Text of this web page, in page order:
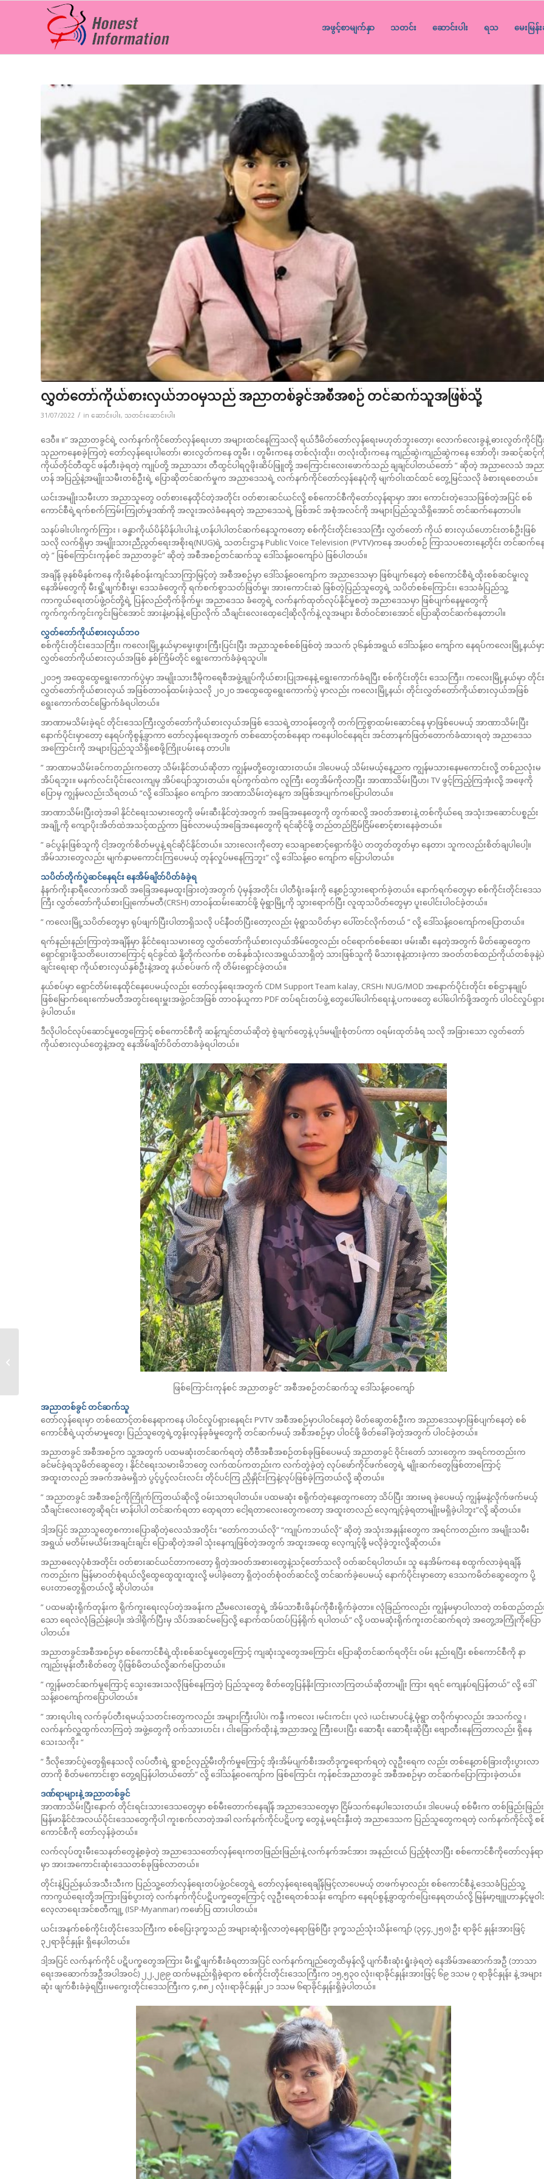
အဖွင့်စာမျက်နှာ သတင်း ဆောင်းပါး ရသ မေးမြန်
လွှတ်တော်ကိုယ်စားလှယ်ဘဝမှသည် အညာတစ်ခွင်အစီအစဉ် တင်ဆက်သူအဖြစ်သို့
31/07/2022 / in ဆောင်းပါး, သတင်းဆောင်းပါး
ဒေဝီ။ ။” အညာတခွင်ရဲ့ လက်နက်ကိုင်တော်လှန်ရေးဟာ အများထင်နေကြသလို ရယ်ဒီမိတ်တော်လှန်ရေးမဟုတ်ဘူးတော့၊ လောက်လေးခွနဲ့ ဓားလွတ်ကိုင်ပြီ
သုညကနေစခဲ့ကြတဲ့ တော်လှန်ရေးပါတော်၊ ဓားလွတ်ကနေ တူမီး ၊ တူမီးကနေ တစ်လုံးထိုး၊ တလုံးထိုးကနေ ကျည်ဆွဲ၊ကျည်ဆွဲကနေ အော်တို၊ အဆင့်ဆင့်
ကိုယ်တိုင်တီထွင် ဖန်တီးခဲ့ရတဲ့ ကျုပ်တို့ အညာသား တီထွင်ပါရဂူဖိုးဆိပ်ဖြူတို့ အကြောင်းလေးဖောက်သည် ချချင်ပါတယ်တော် ” ဆိုတဲ့ အညာလေသံ အည
ဟန် အပြည့်နဲ့အမျိုးသမီးတစ်ဦးရဲ့ ပြောဆိုတင်ဆက်မှုက အညာဒေသရဲ့ လက်နက်ကိုင်တော်လှန်နေပုံကို မျက်ဝါးထင်ထင် တွေ့မြင်သလို ခံစားရစေတယ်။
ယင်းအမျိုးသမီးဟာ အညာသူတွေ ဝတ်စားနေထိုင်တဲ့အတိုင်း ဝတ်စားဆင်ယင်လို့ စစ်ကောင်စီကိုတော်လှန်ရာမှာ အား ကောင်းတဲ့ဒေသဖြစ်တဲ့အပြင် စစ်
ကောင်စီရဲ့ရက်စက်ကြမ်းကြုတ်မှုဒဏ်ကို အလူးအလဲခံနေရတဲ့ အညာဒေသရဲ့ ဖြစ်အင် အစုံအလင်ကို အများပြည်သူသိရှိအောင် တင်ဆက်နေတာပါ။
သနပ်ခါးပါးကွက်ကြား ၊ ခန္ဓာကိုယ်ပိန်ပိန်ပါးပါးနဲ့ ဟန်ပါပါတင်ဆက်နေသူကတော့ စစ်ကိုင်းတိုင်းဒေသကြီး လွှတ်တော် ကိုယ် စားလှယ်ဟောင်းတစ်ဦးဖြစ်
သလို လက်ရှိမှာ အမျိုးသားညီညွတ်ရေးအစိုးရ(NUG)ရဲ့ သတင်းဌာန Public Voice Television (PVTV)ကနေ အပတ်စဉ် ကြာသပတေးနေ့တိုင်း တင်ဆက်နေ
တဲ့ ” ဖြစ်ကြောင်းကုန်စင် အညာတခွင်” ဆိုတဲ့ အစီအစဉ်တင်ဆက်သူ ဒေါ်သန့်ဝေကျော်ပဲ ဖြစ်ပါတယ်။
အချိန် ခုနစ်မိနစ်ကနေ ကိုးမိနစ်ဝန်းကျင်သာကြာမြင့်တဲ့ အစီအစဉ်မှာ ဒေါ်သန့်ဝေကျော်က အညာဒေသမှာ ဖြစ်ပျက်နေတဲ့ စစ်ကောင်စီရဲ့ထိုးစစ်ဆင်မှု၊လူ
နေအိမ်တွေကို မီးရှို့ဖျက်စီးမှု၊ ဒေသခံတွေကို ရက်စက်စွာသတ်ဖြတ်မှု၊ အားကောင်းဆဲ ဖြစ်တဲ့ပြည်သူတွေရဲ့ သပိတ်စစ်ကြောင်း၊ ဒေသခံပြည်သူ့
ကာကွယ်ရေးတပ်ဖွဲ့ဝင်တို့ရဲ့ ပြန်လည်တိုက်ခိုက်မှု၊ အညာဒေသ ခံတွေရဲ့ လက်နက်ထုတ်လုပ်နိုင်မှုစတဲ့ အညာဒေသမှာ ဖြစ်ပျက်နေမှုတွေကို
ကွက်ကွက်ကွင်းကွင်းမြင်အောင် အားနဲ့မာန်နဲ့ ပြောလိုက် သီချင်းလေးထေ့ငေါ့ဆိုလိုက်နဲ့ လူအများ စိတ်ဝင်စားအောင် ပြောဆိုတင်ဆက်နေတာပါ။
လွှတ်တော်ကိုယ်စားလှယ်ဘ၀
စစ်ကိုင်းတိုင်းဒေသကြီး၊ ကလေးမြို့နယ်မှာမွေးဖွားကြီးပြင်းပြီး အညာသူစစ်စစ်ဖြစ်တဲ့ အသက် ၃၆နှစ်အရွယ် ဒေါ်သန့်ဝေ ကျော်က နေရပ်ကလေးမြို့နယ်မှ
လွှတ်တော်ကိုယ်စားလှယ်အဖြစ် နှစ်ကြိမ်တိုင် ရွေးကောက်ခံခဲ့ရသူပါ။
၂၀၁၅ အထွေထွေရွေးကောက်ပွဲမှာ အမျိုးသားဒီမိုကရေစီအဖွဲ့ချုပ်ကိုယ်စားပြုအနေနဲ့ ရွေးကောက်ခံရပြီး စစ်ကိုင်းတိုင်း ဒေသကြီး၊ ကလေးမြို့နယ်မှာ တိုင်း
လွှတ်တော်ကိုယ်စားလှယ် အဖြစ်တာဝန်ထမ်းခဲ့သလို ၂၀၂၀ အထွေထွေရွေးကောက်ပွဲ မှာလည်း ကလေးမြို့နယ်၊ တိုင်းလွှတ်တော်ကိုယ်စားလှယ်အဖြစ်
ရွေးကောက်တင်မြှောက်ခံရပါတယ်။
အာဏာမသိမ်းခဲ့ရင် တိုင်းဒေသကြီးလွှတ်တော်ကိုယ်စားလှယ်အဖြစ် ဒေသရဲ့တာဝန်တွေကို တက်ကြွစွာထမ်းဆောင်နေ မှာဖြစ်ပေမယ့် အာဏာသိမ်းပြီး
နောက်ပိုင်းမှာတော့ နေရပ်ကိုစွန့်ခွာကာ တော်လှန်ရေးအတွက် တစ်ထောင့်တစ်နေရာ ကနေပါဝင်နေရင်း အင်တာနက်ဖြတ်တောက်ခံထားရတဲ့ အညာဒေသ
အကြောင်းကို အများပြည်သူသိရှိစေဖို့ကြိုးပမ်းနေ တာပါ။
” အာဏာမသိမ်းခင်ကတည်းကတော့ သိမ်းနိုင်တယ်ဆိုတာ ကျွန်မတို့တွေးထားတယ်။ ဒါပေမယ့် သိမ်းမယ့်နေ့ညက ကျွန်မသားနေမကောင်းလို့ တစ်ညလုံးမ
အိပ်ရဘူး။ မနက်လင်းပိုင်းလေးကျမှ အိပ်ပျော်သွားတယ်။ ရပ်ကွက်ထဲက လူကြီး တွေအိမ်ကိုလာပြီး အာဏာသိမ်းပြီဟ၊ TV ဖွင့်ကြည့်ကြအုံးလို့ အဖေ့ကို
ပြောမှ ကျွန်မလည်းသိရတယ် “လို့ ဒေါ်သန့်ဝေ ကျော်က အာဏာသိမ်းတဲ့နေ့က အဖြစ်အပျက်ကပြောပါတယ်။
အာဏာသိမ်းပြီးတဲ့အခါ နိုင်ငံရေးသမားတွေကို ဖမ်းဆီးနိုင်တဲ့အတွက် အခြေအနေတွေကို တွက်ဆလို့ အဝတ်အစားနဲ့ တစ်ကိုယ်ရေ အသုံးအဆောင်ပစ္စည်း
အချို့ကို ကျောပိုးအိတ်ထဲအသင့်ထည့်ကာ ဖြစ်လာမယ့်အခြေအနေတွေကို ရင်ဆိုင်ဖို့ တည်တည်ငြိမ်ငြိမ်စောင့်စားနေခဲ့တယ်။
” ခင်ပွန်းဖြစ်သူကို ငါ့အတွက်စိတ်မပူနဲ့ ရင်ဆိုင်နိုင်တယ်။ သားလေးကိုတော့ သေချာစောင့်ရှောက်ဖို့ပဲ တတွတ်တွတ်မှာ နေတာ၊ သူကလည်းစိတ်ချပါပေါ့။
အိမ်သားတွေလည်း မျက်နှာမကောင်းကြပေမယ့် တုန်လှုပ်မနေကြဘူး” လို့ ဒေါ်သန့်ဝေ ကျော်က ပြောပါတယ်။
သပိတ်တိုက်ပွဲဆင်နေရင်း နေအိမ်ချိတ်ပိတ်ခံခဲ့ရ
နံနက်ကိုးနာရီလောက်အထိ အခြေအနေမထူးခြားတဲ့အတွက် ပုံမှန်အတိုင်း ပါတီရုံးခန်းကို နေ့စဉ်သွားရောက်ခဲ့တယ်။ နောက်ရက်တွေမှာ စစ်ကိုင်းတိုင်းဒေသ
ကြီး လွှတ်တော်ကိုယ်စားပြုကော်မတီ(CRSH) တာဝန်ထမ်းဆောင်ဖို့ မုံရွာမြို့ကို သွားရောက်ပြီး လူထုသပိတ်တွေမှာ ပူးပေါင်းပါဝင်ခဲ့တယ်။
” ကလေးမြို့သပိတ်တွေမှာ ရုပ်ဖျက်ပြီးပါတာရှိသလို ပင်နီဝတ်ပြီးတော့လည်း မုံရွာသပိတ်မှာ ပေါ်တင်လိုက်တယ် ” လို့ ဒေါ်သန့်ဝေကျော်ကပြောတယ်။
ရက်နည်းနည်းကြာတဲ့အချိန်မှာ နိုင်ငံရေးသမားတွေ လွှတ်တော်ကိုယ်စားလှယ်အိမ်တွေလည်း ဝင်ရောက်စစ်ဆေး ဖမ်းဆီး နေတဲ့အတွက် မိတ်ဆွေတွေက
ရှောင်ရှားဖို့‌သတိပေးတာကြောင့် ရင်ခွင်ထဲ နို့တိုက်လက်စ တစ်နှစ်သုံးလအရွယ်သာရှိတဲ့ သားဖြစ်သူကို မိသားစုနဲ့ထားခဲ့ကာ အဝတ်တစ်ထည်ကိုယ်တစ်ခုနဲ့ပဲ
ချင်းရေးရာ ကိုယ်စားလှယ်နှစ်ဦးနဲ့အတူ နယ်စပ်ဖက် ကို တိမ်းရှောင်ခဲ့တယ်။
နယ်စပ်မှာ ရှောင်တိမ်းနေထိုင်နေပေမယ့်လည်း တော်လှန်ရေးအတွက် CDM Support Team kalay, CRSH၊ NUG/MOD အနောက်ပိုင်းတိုင်း စစ်ဌာနချုပ်
ဖြစ်မြောက်ရေးကော်မတီအတွင်းရေးမှူးအဖွဲ့ဝင်အဖြစ် တာဝန်ယူကာ PDF တပ်ရင်းတပ်ဖွဲ့ တွေပေါ်ပေါက်ရေးနဲ့ ပကဖတွေ ပေါ်ပေါက်ဖို့အတွက် ပါဝင်လှုပ်ရှား
ခဲ့ပါတယ်။
ဒီလိုပါဝင်လုပ်ဆောင်မှုတွေကြောင့် စစ်ကောင်စီကို ဆန့်ကျင်တယ်ဆိုတဲ့ စွဲချက်တွေနဲ့ ပုဒ်မမျိုးစုံတပ်ကာ ဝရမ်းထုတ်ခံရ သလို အခြားသော လွတ်တော်
ကိုယ်စားလှယ်တွေနဲ့အတူ နေအိမ်ချိတ်ပိတ်တာခံခဲ့ရပါတယ်။
ဖြစ်ကြောင်းကုန်စင် အညာတခွင်” အစီအစဉ်တင်ဆက်သူ ဒေါ်သန့်ဝေကျော်
အညာတစ်ခွင် တင်ဆက်သူ
တော်လှန်ရေးမှာ တစ်ထောင့်တစ်နေရာကနေ ပါဝင်လှုပ်ရှားနေရင်း PVTV အစီအစဉ်မှာပါဝင်နေတဲ့ မိတ်ဆွေတစ်ဦးက အညာဒေသမှာဖြစ်ပျက်နေတဲ့ စစ်
ကောင်စီရဲ့ယုတ်မာမှုတွေ၊ ပြည်သူတွေရဲ့တွန်းလှန်ခုခံမှုတွေကို တင်ဆက်မယ့် အစီအစဉ်မှာ ပါဝင်ဖို့ ဖိတ်ခေါ်ခဲ့တဲ့အတွက် ပါဝင်ခဲ့တယ်။
အညာတခွင် အစီအစဉ်က သူ့အတွက် ပထမဆုံးတင်ဆက်ရတဲ့ တီဗီအစီအစဉ်တစ်ခုဖြစ်ပေမယ့် အညာတခွင် ဝိုင်းတော် သားတွေက အရင်ကတည်းက
ခင်မင်ခဲ့ရသူမိတ်ဆွေတွေ ၊ နိုင်ငံရေးသမားမိဘတွေ လက်ထပ်ကတည်းက လက်တွဲခဲ့တဲ့ လုပ်ဖော်ကိုင်ဖက်တွေရဲ့ မျိုးဆက်တွေဖြစ်တာကြောင့်
အထူးတလည် အခက်အခဲမရှိဘဲ ပွင့်ပွင့်လင်းလင်း တိုင်ပင်ကြ ညှိနှိုင်းကြနဲ့လုပ်ဖြစ်ခဲ့ကြတယ်လို့ ဆိုတယ်။
” အညာတခွင် အစီအစဉ်ကိုကြိုက်ကြတယ်ဆိုလို့ ဝမ်းသာရပါတယ်။ ပထမဆုံး စရိုက်တဲ့နေ့တွေကတော့ သိပ်ပြီး အားမရ ခဲ့ပေမယ့် ကျွန်မနဲ့လိုက်ဖက်မယ့်
သီချင်းလေးတွေဆိုရင်း မာန်ပါပါ တင်ဆက်ရတာ ထေ့ရတာ ငေါ့ရတာလေးတွေကတော့ အထူးတလည် လေ့ကျင့်ခဲ့ရတာမျိုးမရှိခဲ့ပါဘူး”လို့ ဆိုတယ်။
ဒါ့အပြင် အညာသူတွေစကားပြောဆိုတဲ့လေသံအတိုင်း “တော်ကဘယ်လို” “ကျုပ်ကဘယ်လို” ဆိုတဲ့ အသုံးအနှုန်းတွေက အရင်ကတည်းက အမျိုးသမီး
အရွယ် မတိမ်းမယိမ်းအချင်းချင်း ပြောဆိုတဲ့အခါ သုံးနေကျဖြစ်တဲ့အတွက် အထူးအထွေ လေ့ကျင့်ဖို့ မလိုခဲ့ဘူးလို့ဆိုတယ်။
အညာဓလေ့ပုံစံအတိုင်း ဝတ်စားဆင်ယင်တာက‌တော့ ရှိတဲ့အဝတ်အစားတွေနဲ့သင့်တော်သလို ဝတ်ဆင်ရပါတယ်။ သူ နေအိမ်ကနေ စထွက်လာခဲ့ရချိန်
ကတည်းက မြန်မာဝတ်စုံရယ်လို့ထွေထွေထူးထူးလို့ မပါခဲ့တော့ ရှိတဲ့ဝတ်စုံဝတ်ဆင်လို့ တင်ဆက်ခဲ့ပေမယ့် နောက်ပိုင်းမှာတော့ ဒေသကမိတ်ဆွေတွေက ပို့
ပေးတာတွေရှိတယ်လို့ ဆိုပါတယ်။
” ပထမဆုံးရိုက်တုန်းက ရိုက်ကူးရေးလုပ်တဲ့အခန်းက ညီမလေးတွေရဲ့ အိမ်သာစီးဖိနပ်ကိုစီးရိုက်ခဲ့တာ။ လုံခြည်ကလည်း ကျွန်မမှာပါလာတဲ့ တစ်ထည်တည်
သော ရေလဲလုံခြည်နဲ့ပေါ့။ အဲဒါရိုက်ပြီးမှ သိပ်အဆင်မပြေလို့ နောက်ထပ်ထပ်ပြန်ရိုက် ရပါတယ်” လို့ ပထမဆုံးရိုက်ကူးတင်ဆက်ရတဲ့ အတွေ့အကြုံကိုပြော
ပါတယ်။
အညာတခွင်အစီအစဉ်မှာ စစ်ကောင်စီရဲ့ထိုးစစ်ဆင်မှုတွေကြောင့် ကျဆုံးသူတွေအကြောင်း ပြောဆိုတင်ဆက်ရတိုင်း ဝမ်း နည်းရပြီး စစ်ကောင်စီကို နာ
ကျည်းမုန်းတီးစိတ်တွေ ပိုဖြစ်မိတယ်လို့ဆက်ပြောတယ်။
” ကျွန်မတင်ဆက်မှုကြောင့် သွေးအေးသလိုဖြစ်နေကြတဲ့ ပြည်သူတွေ စိတ်တွေပြန်နိုးကြားလာကြတယ်ဆိုတာမျိုး ကြား ရရင် ကျေနပ်ရပြန်တယ်” လို့ ဒေါ်
သန့်ဝေကျော်ကပြောပါတယ်။
” အားရပါးရ လက်ခုပ်တီးရမယ့်သတင်းတွေကလည်း အများကြီးပါပဲ၊ ကန္ဒီ ၊ကလေး ၊မင်းကင်း၊ ပုလဲ ၊ယင်းမာပင်နဲ့ မုံရွာ တဝိုက်မှာလည်း အသက်လှူ ၊
လက်နက်လှူထွက်လာကြတဲ့ အဖွဲ့တွေကို ဝက်သားဟင်း ၊ ငါးခြောက်ထိုးနဲ့ အညာအလှူ ကြီးပေးပြီး ဆောရီး ဆောရီးဆိုပြီး ဗျောတီးနေကြတာလည်း ရှိနေ
သေးသကိုး “
” ဒီလိုအောင်ပွဲတွေရှိနေသလို လပ်တီးရဲ့ ရွာစဉ်လှည့်မီးတိုက်မှုကြောင့် အိုးအိမ်ပျက်စီးအတိဒုက္ခရောက်ရတဲ့ လူဦးရေက လည်း တစ်နေ့တစ်ခြားတိုးပွားလာ
တာကို စိတ်မကောင်းစွာ တွေ့ရပြန်ပါတယ်တော်”‌ လို့ ဒေါ်သန့်ဝေကျော်က ဖြစ်ကြောင်း ကုန်စင်အညာတခွင် အစီအစဉ်မှာ တင်ဆက်ပြောကြားခဲ့တယ်။
ဒဏ်ရာများနဲ့ အညာတစ်ခွင်
အာဏာသိမ်းပြီးနောက် တိုင်းရင်းသားဒေသတွေမှာ စစ်မီးတောက်နေချိန် အညာဒေသတွေမှာ ငြိမ်သက်နေပါသေးတယ်။ ဒါပေမယ့် စစ်မီးက တစ်ဖြည်းဖြည်း
မြန်မာနိုင်ငံအလယ်ပိုင်းဒေသတွေကိုပါ ကူးစက်လာတဲ့အခါ လက်နက်ကိုင်ပဋိပက္ခ တွေနဲ့ မရင်းနှီးတဲ့ အညာဒေသက ပြည်သူတွေကရတဲ့ လက်နက်ကိုင်လို့ စ
ကောင်စီကို တော်လှန်ခဲ့တယ်။
လက်လုပ်တူးမီးသေနတ်တွေနဲ့စခဲ့တဲ့ အညာဒေသတော်လှန်ရေးကတဖြည်းဖြည်းနဲ့ လက်နက်အင်အား အနည်းငယ် ပြည့်စုံလာပြီး စစ်ကောင်စီကိုတော်လှန်ရာ
မှာ အားအကောင်းဆုံးဒေသတစ်ခုဖြစ်လာတယ်။
တိုင်းနဲ့ပြည်နယ်အသီးသီးက ပြည်သူ့တော်လှန်ရေးတပ်ဖွဲ့ဝင်တွေရဲ့ တော်လှန်ရေးရေချိန်မြင့်လာပေမယ့် တဖက်မှာလည်း စစ်ကောင်စီနဲ့ ဒေသခံပြည်သူ့
ကာကွယ်ရေးတို့အကြားဖြစ်ပွားတဲ့ လက်နက်ကိုင်ပဋိပက္ခတွေကြောင့် လူဦးရေတစ်သန်း ကျော်က နေရပ်စွန့်ခွာထွက်ပြေးနေရတယ်လို့ မြန်မာ့ဗျူဟာနှင့်မူဝါ
လေ့လာရေးအင်စတီကျု့ (ISP-Myanmar) ကဖော်ပြ ထားပါတယ်။
ယင်းအနက်စစ်ကိုင်းတိုင်းဒေသကြီးက စစ်ပြေးဒုက္ခသည် အများဆုံးရှိလာတဲ့နေရာဖြစ်ပြီး ဒုက္ခသည်သုံးသိန်းကျော် (၃၄၄,၂၅၀) ဦး ရာခိုင် နှုန်းအားဖြင့်
၃၂ရာခိုင်နှုန်း ရှိနေပါတယ်။
ဒါ့အပြင် လက်နက်ကိုင် ပဋိပက္ခတွေအကြား မီးရှို့ဖျက်စီးခံရတာအပြင် လက်နက်ကျည်တွေထိမှန်လို့ ပျက်စီးဆုံးရှုံးခဲ့ရတဲ့ နေအိမ်အဆောက်အဦ (ဘာသာ
ရေးအဆောက်အဦအပါအဝင်) ၂၂,၂၉၉ ထက်မနည်းရှိခဲ့ရာက စစ်ကိုင်းတိုင်းဒေသကြီးက ၁၅,၅၃၀ လုံး၊ရာခိုင်နှုန်းအားဖြင့် ၆၉ ဒသမ ၇ ရာခိုင်နှုန်း နဲ့ အများ
ဆုံး ဖျက်စီးခံခဲ့ရပြီး၊မကွေးတိုင်းဒေသကြီးက ၄,၈၈၂ လုံး၊ရာခိုင်နှုန်း၂၁ ဒသမ ၆ရာခိုင်နှုန်းရှိခဲ့ပါတယ်။